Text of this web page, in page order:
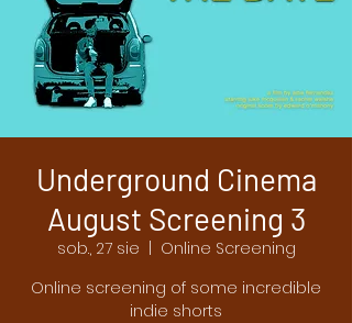
Underground Cinema
August Screening 3
sob., 27 sie
Online Screening
Online screening of some incredible
indie shorts